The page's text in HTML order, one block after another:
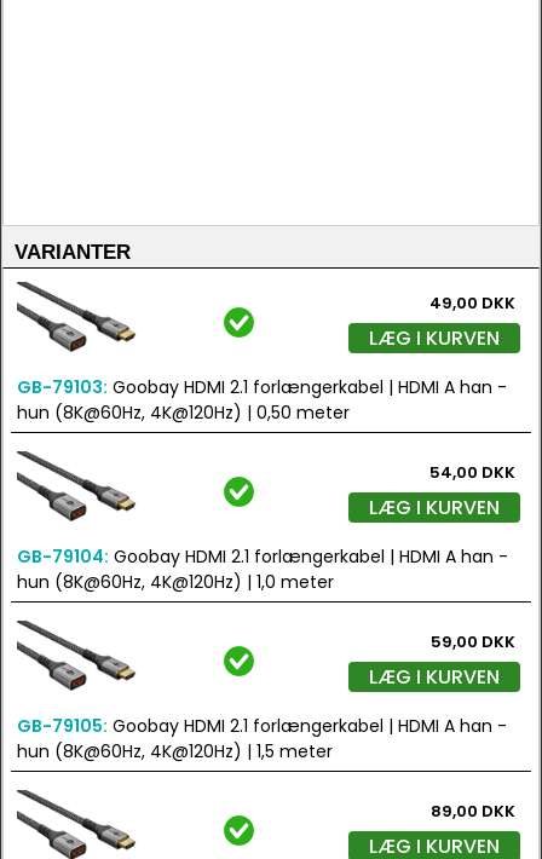
VARIANTER
49,00 DKK
LÆG I KURVEN
GB-79103: Goobay HDMI 2.1 forlængerkabel | HDMI A han -
hun (8K@60Hz, 4K@120Hz) | 0,50 meter
54,00 DKK
LÆG I KURVEN
GB-79104: Goobay HDMI 2.1 forlængerkabel | HDMI A han -
hun (8K@60Hz, 4K@120Hz) | 1,0 meter
59,00 DKK
LÆG I KURVEN
GB-79105: Goobay HDMI 2.1 forlængerkabel | HDMI A han -
hun (8K@60Hz, 4K@120Hz) | 1,5 meter
89,00 DKK
LÆG I KURVEN